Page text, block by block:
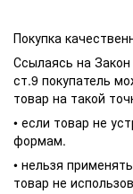
Покупка
Ссылаясь на
ст.9 покупатель
товар на такой
• если товар не
формам.
• нельзя
товар не